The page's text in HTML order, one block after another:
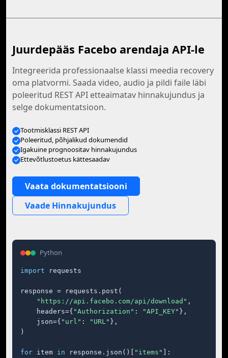
Juurdepääs Facebo arendaja API-le
Integreerida professionaalse klassi meedia recovery
oma platvormi. Saada video, audio ja pildi faile läbi
poleeritud REST API etteaimatav hinnakujundus ja
selge dokumentatsioon.
Tootmisklassi REST API
Poleeritud, põhjalikud dokumendid
Igakuine prognoositav hinnakujundus
Ettevõtlustoetus kättesaadav
Vaata dokumentatsiooni
Vaade Hinnakujundus
Python
import requests
response = requests.post(
"https://api.facebo.com/api/download" ,
    headers={
"Authorization" : "API_KEY" },
    json={
"url" : "URL" },
)
for item in response.json()[ "items"
]: